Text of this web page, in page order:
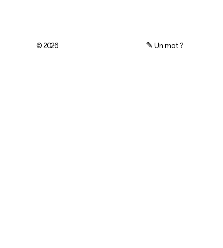
© 2026 ✎Un mot ?